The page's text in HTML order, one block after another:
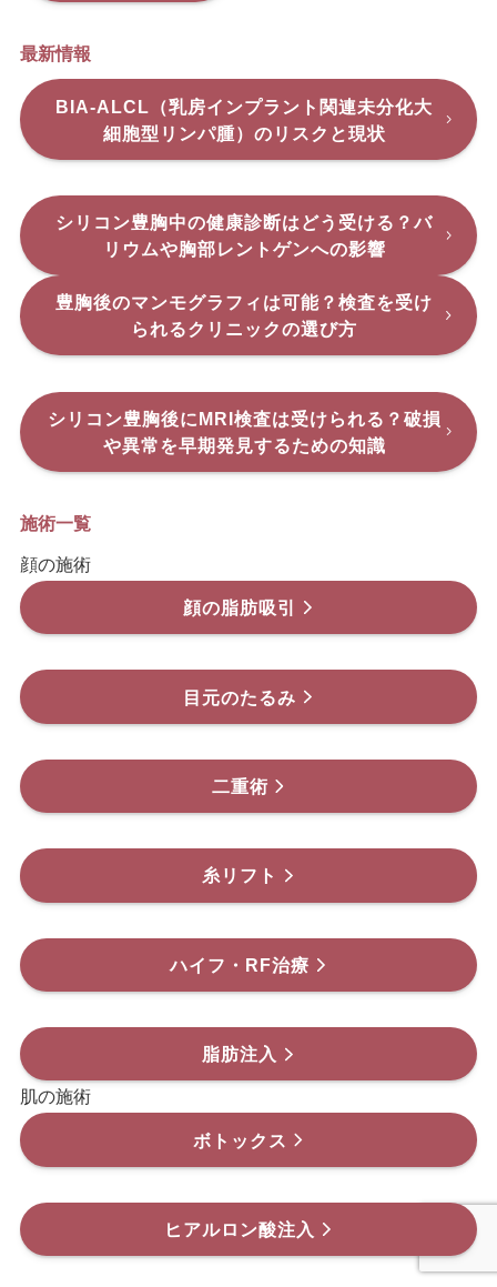
最新情報
BIA-ALCL（乳房インプラント関連未分化大
細胞型リンパ腫）のリスクと現状
シリコン豊胸中の健康診断はどう受ける？バ
リウムや胸部レントゲンへの影響
豊胸後のマンモグラフィは可能？検査を受け
られるクリニックの選び方
シリコン豊胸後にMRI検査は受けられる？破損
や異常を早期発見するための知識
施術一覧
顔の施術
顔の脂肪吸引
目元のたるみ
二重術
糸リフト
ハイフ・RF治療
脂肪注入
肌の施術
ボトックス
ヒアルロン酸注入